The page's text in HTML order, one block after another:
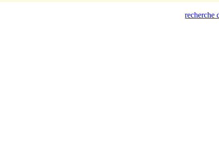
recherche